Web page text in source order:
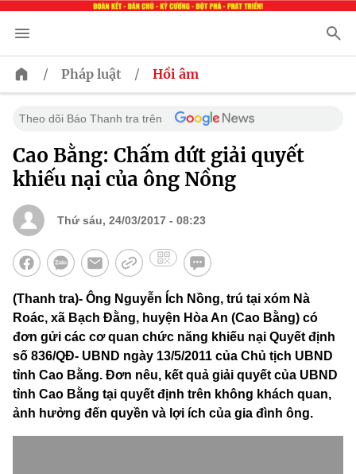
/ Pháp luật / Hồi âm
Theo dõi Báo Thanh tra trên
Cao Bằng: Chấm dứt giải quyết
khiếu nại của ông Nồng
Thứ sáu, 24/03/2017 - 08:23
(Thanh tra)- Ông Nguyễn Ích Nồng, trú tại xóm Nà
Roác, xã Bạch Đằng, huyện Hòa An (Cao Bằng) có
đơn gửi các cơ quan chức năng khiếu nại Quyết định
số 836/QĐ- UBND ngày 13/5/2011 của Chủ tịch UBND
tỉnh Cao Bằng. Đơn nêu, kết quả giải quyết của UBND
tỉnh Cao Bằng tại quyết định trên không khách quan,
ảnh hưởng đến quyền và lợi ích của gia đình ông.